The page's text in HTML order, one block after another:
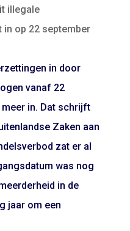
illegale
in op 22 september
in door
vanaf 22
in. Dat schrijft
Zaken aan
zat er al
was nog
in de
jaar om een